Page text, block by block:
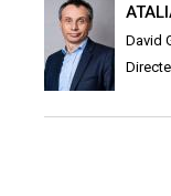
David